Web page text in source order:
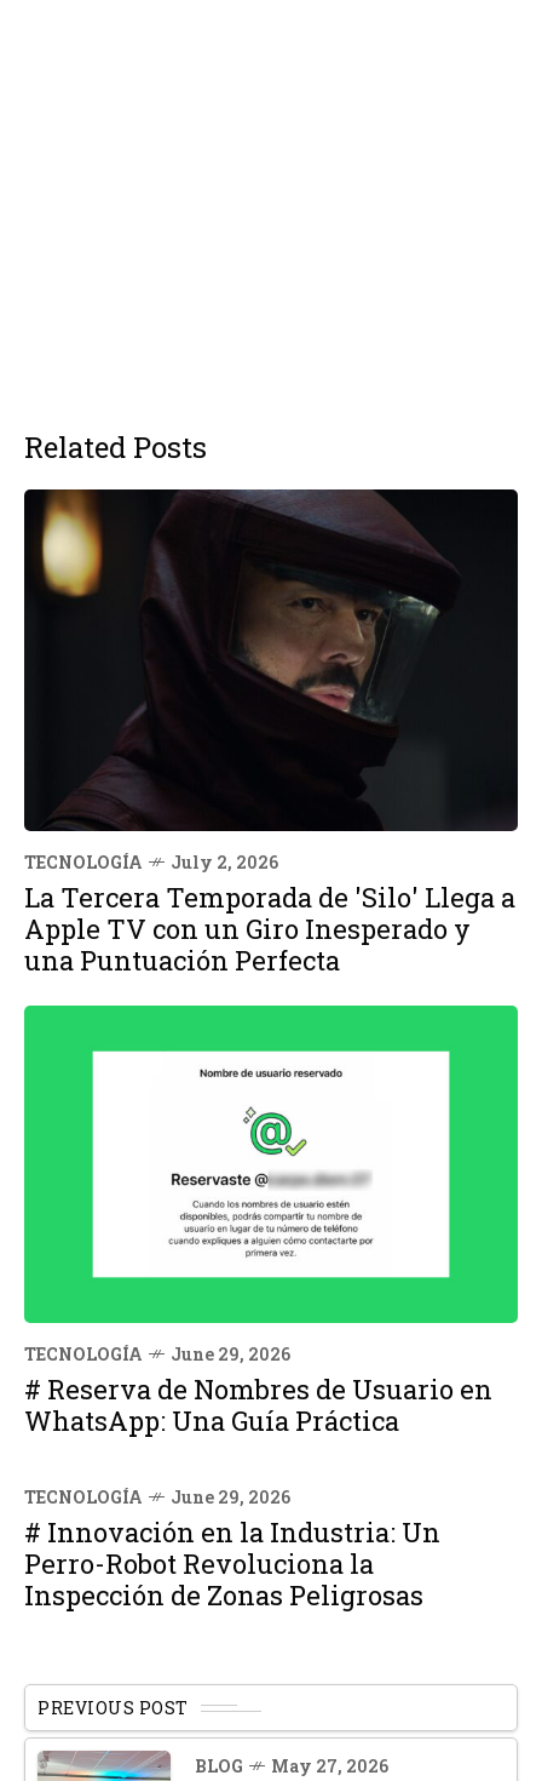
Related Posts
TECNOLOGÍA July 2, 2026
La Tercera Temporada de 'Silo' Llega a
Apple TV con un Giro Inesperado y
una Puntuación Perfecta
TECNOLOGÍA June 29, 2026
# Reserva de Nombres de Usuario en
WhatsApp: Una Guía Práctica
TECNOLOGÍA June 29, 2026
# Innovación en la Industria: Un
Perro-Robot Revoluciona la
Inspección de Zonas Peligrosas
PREVIOUS POST
BLOG May 27, 2026